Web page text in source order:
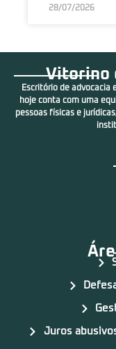
28/07/2026
Vitorino
Escritório de advocacia
hoje conta com uma
pessoas físicas e
Juros